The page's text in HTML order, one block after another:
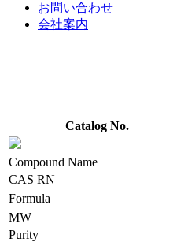
お問い合わせ
会社案内
Catalog No.
Compound Name
CAS RN
Formula
MW
Purity